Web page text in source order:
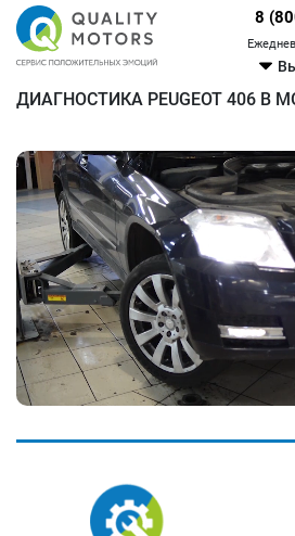
8
ДИАГНОСТИКА PEUGEOT 406 В